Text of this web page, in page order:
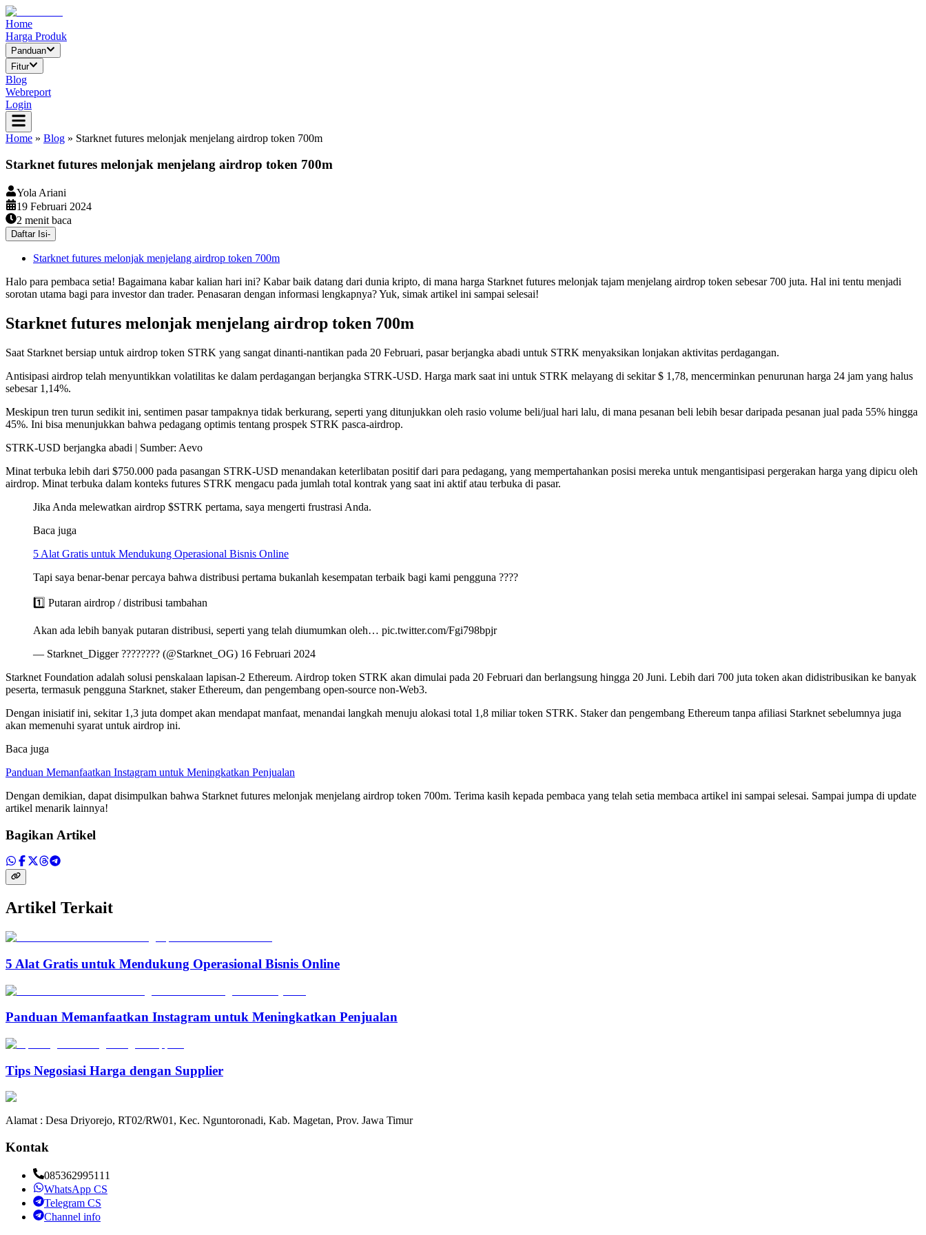
Home
Harga Produk
Panduan
Fitur
Blog
Webreport
Login
Home » Blog » Starknet futures melonjak menjelang airdrop token 700m
Starknet futures melonjak menjelang airdrop token 700m
Yola Ariani
19 Februari 2024
2 menit baca
Daftar Isi-
Starknet futures melonjak menjelang airdrop token 700m
Halo para pembaca setia! Bagaimana kabar kalian hari ini? Kabar baik datang dari dunia kripto, di mana harga Starknet futures melonjak tajam menjelang airdrop token sebesar 700 juta. Hal ini tentu menjadi
sorotan utama bagi para investor dan trader. Penasaran dengan informasi lengkapnya? Yuk, simak artikel ini sampai selesai!
Starknet futures melonjak menjelang airdrop token 700m
Saat Starknet bersiap untuk airdrop token STRK yang sangat dinanti-nantikan pada 20 Februari, pasar berjangka abadi untuk STRK menyaksikan lonjakan aktivitas perdagangan.
Antisipasi airdrop telah menyuntikkan volatilitas ke dalam perdagangan berjangka STRK-USD. Harga mark saat ini untuk STRK melayang di sekitar $ 1,78, mencerminkan penurunan harga 24 jam yang halus
sebesar 1,14%.
Meskipun tren turun sedikit ini, sentimen pasar tampaknya tidak berkurang, seperti yang ditunjukkan oleh rasio volume beli/jual hari lalu, di mana pesanan beli lebih besar daripada pesanan jual pada 55% hingga
45%. Ini bisa menunjukkan bahwa pedagang optimis tentang prospek STRK pasca-airdrop.
STRK-USD berjangka abadi | Sumber: Aevo
Minat terbuka lebih dari $750.000 pada pasangan STRK-USD menandakan keterlibatan positif dari para pedagang, yang mempertahankan posisi mereka untuk mengantisipasi pergerakan harga yang dipicu oleh
airdrop. Minat terbuka dalam konteks futures STRK mengacu pada jumlah total kontrak yang saat ini aktif atau terbuka di pasar.
Jika Anda melewatkan airdrop $STRK pertama, saya mengerti frustrasi Anda.
Baca juga
5 Alat Gratis untuk Mendukung Operasional Bisnis Online
Tapi saya benar-benar percaya bahwa distribusi pertama bukanlah kesempatan terbaik bagi kami pengguna ????
1️⃣ Putaran airdrop / distribusi tambahan
Akan ada lebih banyak putaran distribusi, seperti yang telah diumumkan oleh… pic.twitter.com/Fgi798bpjr
— Starknet_Digger ???????? (@Starknet_OG) 16 Februari 2024
Starknet Foundation adalah solusi penskalaan lapisan-2 Ethereum. Airdrop token STRK akan dimulai pada 20 Februari dan berlangsung hingga 20 Juni. Lebih dari 700 juta token akan didistribusikan ke banyak
peserta, termasuk pengguna Starknet, staker Ethereum, dan pengembang open-source non-Web3.
Dengan inisiatif ini, sekitar 1,3 juta dompet akan mendapat manfaat, menandai langkah menuju alokasi total 1,8 miliar token STRK. Staker dan pengembang Ethereum tanpa afiliasi Starknet sebelumnya juga
akan memenuhi syarat untuk airdrop ini.
Baca juga
Panduan Memanfaatkan Instagram untuk Meningkatkan Penjualan
Dengan demikian, dapat disimpulkan bahwa Starknet futures melonjak menjelang airdrop token 700m. Terima kasih kepada pembaca yang telah setia membaca artikel ini sampai selesai. Sampai jumpa di update
artikel menarik lainnya!
Bagikan Artikel
Artikel Terkait
5 Alat Gratis untuk Mendukung Operasional Bisnis Online
Panduan Memanfaatkan Instagram untuk Meningkatkan Penjualan
Tips Negosiasi Harga dengan Supplier
Alamat : Desa Driyorejo, RT02/RW01, Kec. Nguntoronadi, Kab. Magetan, Prov. Jawa Timur
Kontak
085362995111
WhatsApp CS
Telegram CS
Channel info